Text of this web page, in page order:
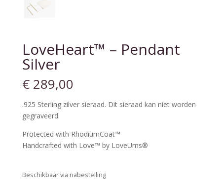
LoveHeart™ – Pendant
Silver
€289,00
.925 Sterling zilver sieraad. Dit sieraad kan niet worden
gegraveerd.
Protected with RhodiumCoat™
Handcrafted with Love™ by LoveUrns®
Beschikbaar via nabestelling